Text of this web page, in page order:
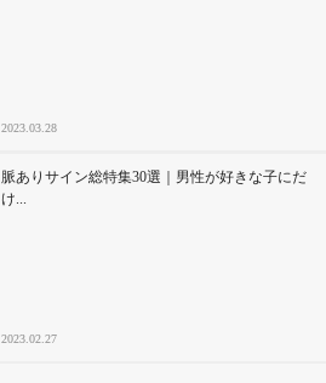
2023.03.28
脈ありサイン総特集30選｜男性が好きな子にだ
け...
2023.02.27